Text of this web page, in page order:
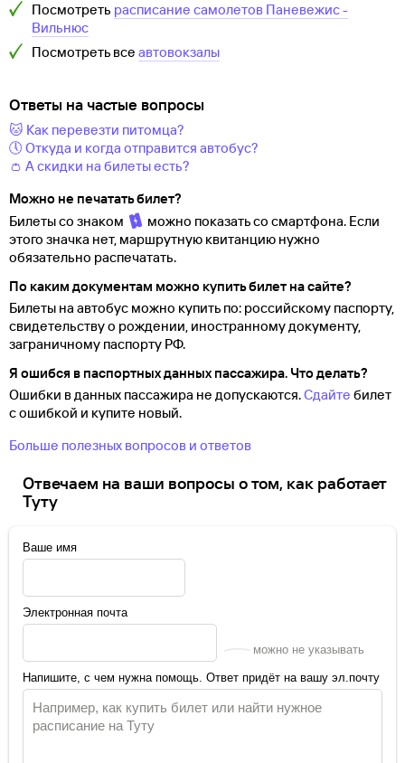
Посмотреть расписание самолетов Паневежис-
Вильнюс
Посмотреть все автовокзалы
Ответы на частые вопросы
🐱 Как перевезти питомца?
🕔 Откуда и когда отправится автобус?
👛 А скидки на билеты есть?
Можно не печатать билет?
Билеты со знаком
можно показать со смартфона. Если
этого значка нет, маршрутную квитанцию нужно
обязательно распечатать.
По каким документам можно купить билет на сайте?
Билеты на автобус можно купить по: российскому паспорту,
свидетельству о рождении, иностранному документу,
заграничному паспорту РФ.
Я ошибся в паспортных данных пассажира. Что делать?
Ошибки в данных пассажира не допускаются.Сдайте билет
с ошибкой и купите новый.
Больше полезных вопросов и ответов
Отвечаем на ваши вопросы о том, как работает
Туту
Ваше имя
Электронная почта
можно не указывать
Напишите, с чем нужна помощь. Ответ придёт на вашу эл.почту